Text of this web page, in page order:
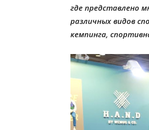
где представлено
различных видов
кемпинга,